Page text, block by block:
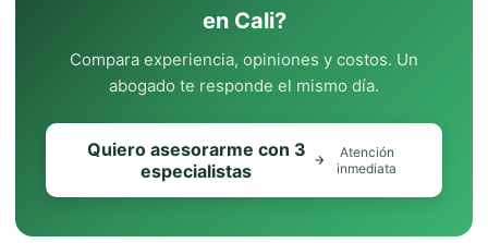
en Cali?
Compara experiencia, opiniones y costos. Un
abogado te responde el mismo día.
Quiero asesorarme con 3
especialistas
Atención
inmediata